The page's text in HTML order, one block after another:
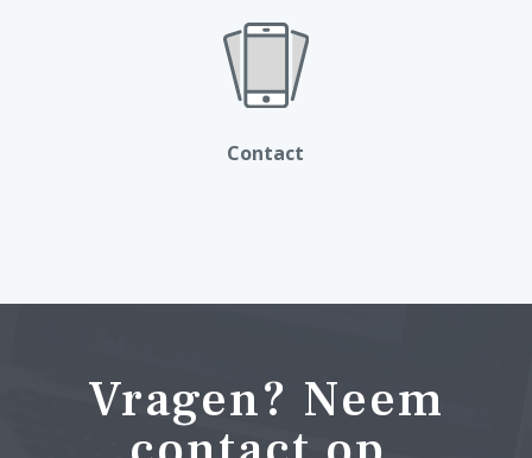
Contact
Vragen? Neem